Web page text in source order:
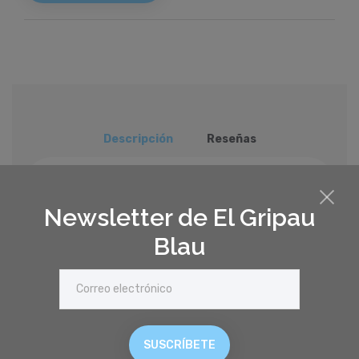
Newsletter de El Gripau
Blau
SUSCRÍBETE
Descripción Reseñas
¡Los primeros seis lápices de cera ergonómicos
para artistas principiantes, aficionados a
estimulación sensorial, comprensión causa-
efecto, creatividad, autonomía